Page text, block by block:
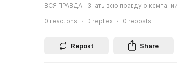
ВСЯ ПРАВДА | Знать всю правду о
0 reactions 0 replies 0 reposts
Repost Share